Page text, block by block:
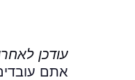
עודכן לאחרונה ב:
אתם